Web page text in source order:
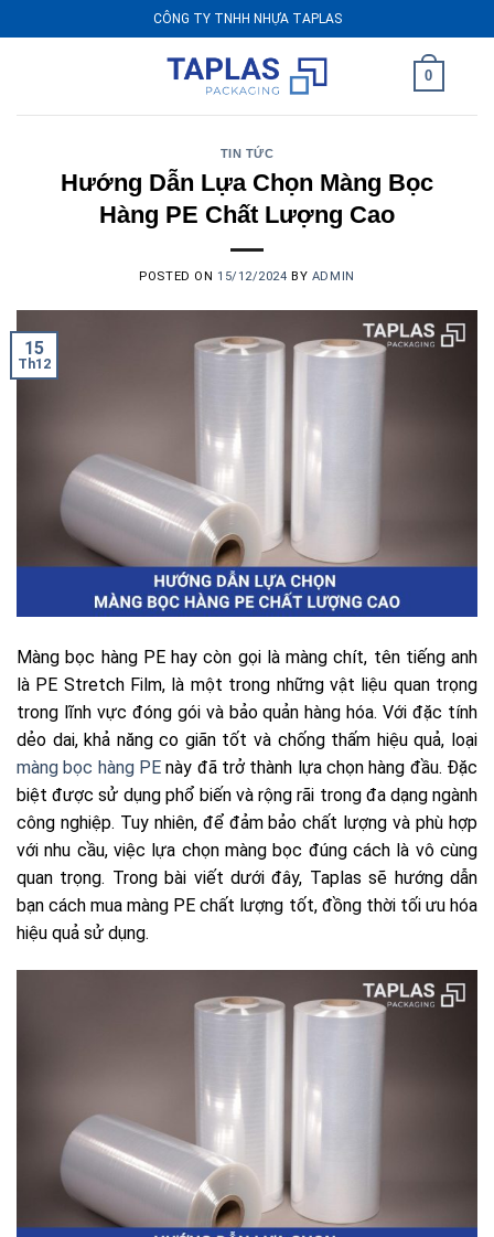
to
CÔNG TY TNHH NHỰA TAPLAS
0
TIN TỨC
Hướng Dẫn Lựa Chọn Màng Bọc
Hàng PE Chất Lượng Cao
POSTED ON 15/12/2024 BY ADMIN
15
Th12
Màng bọc hàng PE hay còn gọi là màng chít, tên tiếng anh
là PE Stretch Film, là một trong những vật liệu quan trọng
trong lĩnh vực đóng gói và bảo quản hàng hóa. Với đặc tính
dẻo dai, khả năng co giãn tốt và chống thấm hiệu quả, loại
màng bọc hàng PE này đã trở thành lựa chọn hàng đầu. Đặc
biệt được sử dụng phổ biến và rộng rãi trong đa dạng ngành
công nghiệp. Tuy nhiên, để đảm bảo chất lượng và phù hợp
với nhu cầu, việc lựa chọn màng bọc đúng cách là vô cùng
quan trọng. Trong bài viết dưới đây, Taplas sẽ hướng dẫn
bạn cách mua màng PE chất lượng tốt, đồng thời tối ưu hóa
hiệu quả sử dụng.